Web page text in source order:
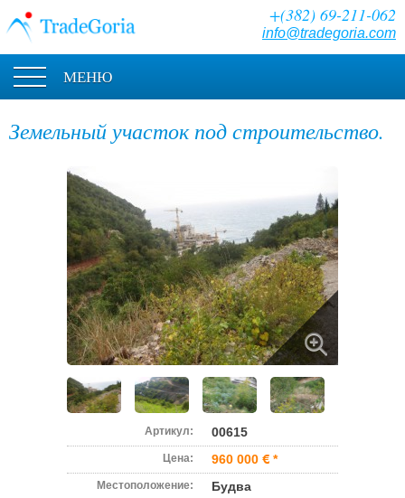
+(382) 69-211-062
info@tradegoria.com
МЕНЮ
Земельный участок под строительство.
Артикул: 00615
Цена: 960 000 *
Местоположение: Будва